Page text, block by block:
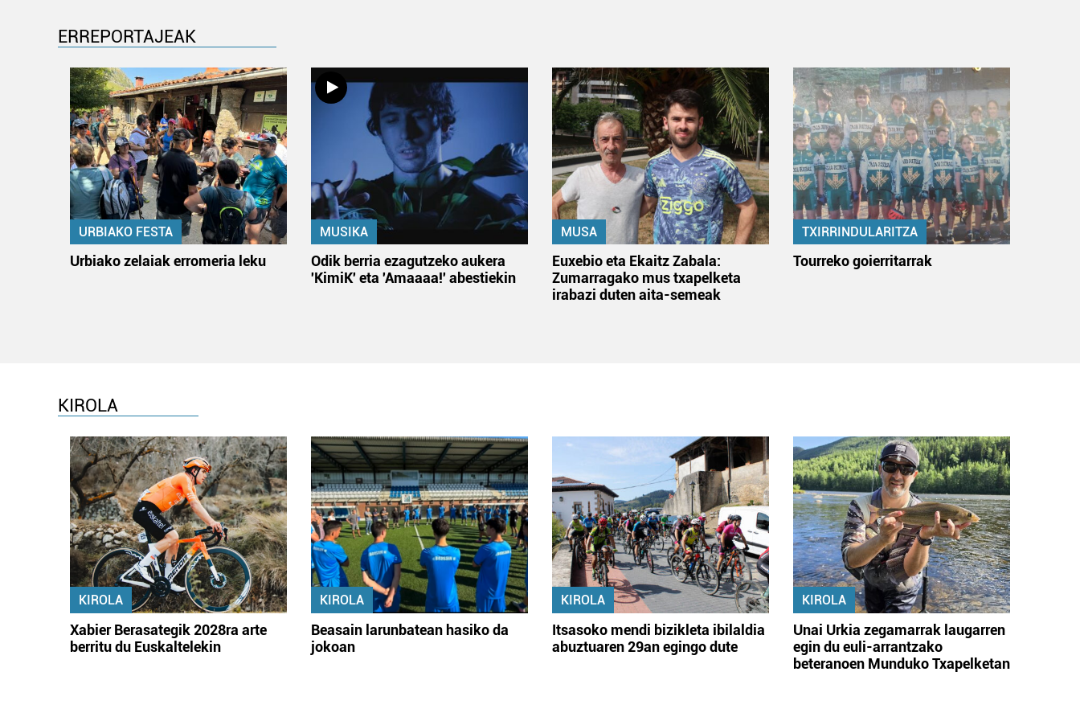
ERREPORTAJEAK
URBIAKO FESTA
Urbiako zelaiak erromeria leku
MUSIKA
Odik berria ezagutzeko aukera
'KimiK' eta 'Amaaaa!' abestiekin
MUSA
Euxebio eta Ekaitz Zabala:
Zumarragako mus txapelketa
irabazi duten aita-semeak
TXIRRINDULARITZA
Tourreko goierritarrak
KIROLA
KIROLA
Xabier Berasategik 2028ra arte
berritu du Euskaltelekin
KIROLA
Beasain larunbatean hasiko da
jokoan
KIROLA
Itsasoko mendi bizikleta ibilaldia
abuztuaren 29an egingo dute
KIROLA
Unai Urkia zegamarrak laugarren
egin du euli-arrantzako
beteranoen Munduko Txapelketan